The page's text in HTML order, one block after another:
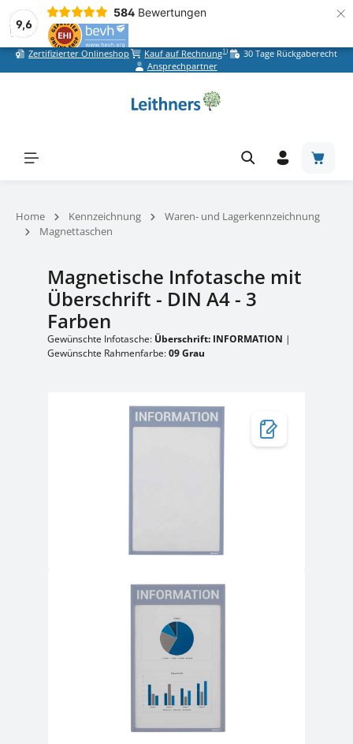
9,6
584 Bewertungen ×
Zum Hauptinhalt springen
Zertifizierter Onlineshop Kauf auf Rechnung1)
30 Tage Rückgaberecht
Ansprechpartner
Home Kennzeichnung
Waren- und Lagerkennzeichnung
Magnettaschen
Magnetische Infotasche mit
Überschrift - DIN A4 - 3
Farben
Gewünschte Infotasche: Überschrift: INFORMATION |
Gewünschte Rahmenfarbe:09 Grau